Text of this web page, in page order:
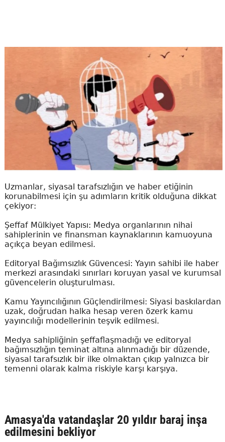
Uzmanlar, siyasal tarafsızlığın ve haber etiğinin
korunabilmesi için şu adımların kritik olduğuna dikkat
çekiyor:
Şeffaf Mülkiyet Yapısı: Medya organlarının nihai
sahiplerinin ve finansman kaynaklarının kamuoyuna
açıkça beyan edilmesi.
Editoryal Bağımsızlık Güvencesi: Yayın sahibi ile haber
merkezi arasındaki sınırları koruyan yasal ve kurumsal
güvencelerin oluşturulması.
Kamu Yayıncılığının Güçlendirilmesi: Siyasi baskılardan
uzak, doğrudan halka hesap veren özerk kamu
yayıncılığı modellerinin teşvik edilmesi.
Medya sahipliğinin şeffaflaşmadığı ve editoryal
bağımsızlığın teminat altına alınmadığı bir düzende,
siyasal tarafsızlık bir ilke olmaktan çıkıp yalnızca bir
temenni olarak kalma riskiyle karşı karşıya.
Amasya'da vatandaşlar 20 yıldır baraj inşa
edilmesini bekliyor